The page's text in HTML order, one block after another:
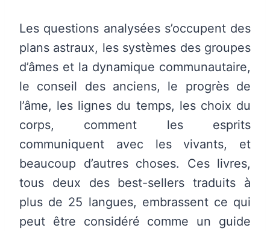
Les questions analysées s’occupent des
plans astraux, les systèmes des groupes
d’âmes et la dynamique communautaire,
le conseil des anciens, le progrès de
l’âme, les lignes du temps, les choix du
corps, comment les esprits
communiquent avec les vivants, et
beaucoup d’autres choses. Ces livres,
tous deux des best-sellers traduits à
plus de 25 langues, embrassent ce qui
peut être considéré comme un guide